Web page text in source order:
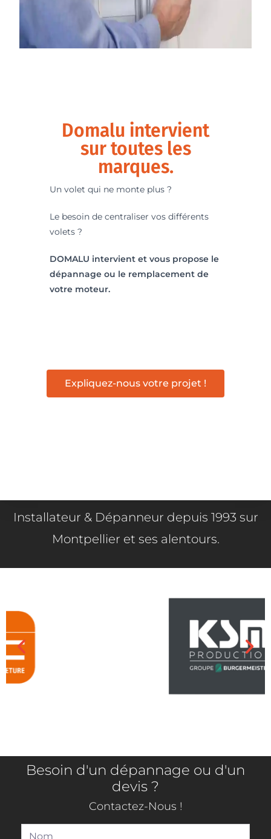
Domalu intervient
sur toutes les
marques.
Un volet qui ne monte plus ?
Le besoin de centraliser vos différents
volets ?
DOMALU intervient et vous propose le
dépannage ou le remplacement de
votre moteur.
Expliquez-nous votre projet !
Installateur & Dépanneur depuis 1993 sur
Montpellier et ses alentours.
Besoin d'un dépannage ou d'un
devis ?
Contactez-Nous !